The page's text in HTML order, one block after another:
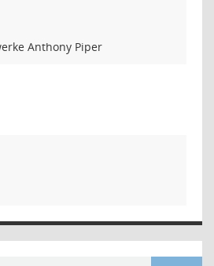
Anthony Piper